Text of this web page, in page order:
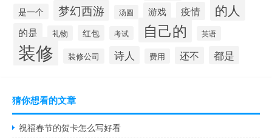
是一个 梦幻西游 汤圆 游戏 疫情 的人
的是 礼物 红包 考试 自己的 英语
装修 装修公司 诗人 费用 还不 都是
猜你想看的文章
祝福春节的贺卡怎么写好看